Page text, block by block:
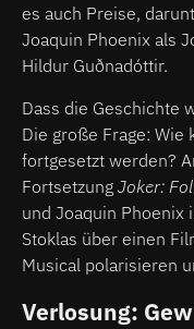
es auch Preise,
Joaquin Phoenix als
Hildur Guðnadóttir.
Dass die Geschichte
Die große Frage: Wie
fortgesetzt werden?
Fortsetzung Joker:
und Joaquin Phoenix
Stoklas über einen
Musical polarisieren
Verlosung: